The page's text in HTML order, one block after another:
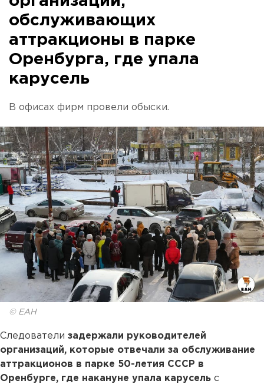
обслуживающих
аттракционы в парке
Оренбурга, где упала
карусель
В офисах фирм провели обыски.
© ЕАН
Следователи задержали руководителей
организаций, которые отвечали за обслуживание
аттракционов в парке 50-летия СССР в
Оренбурге, где накануне упала карусель с